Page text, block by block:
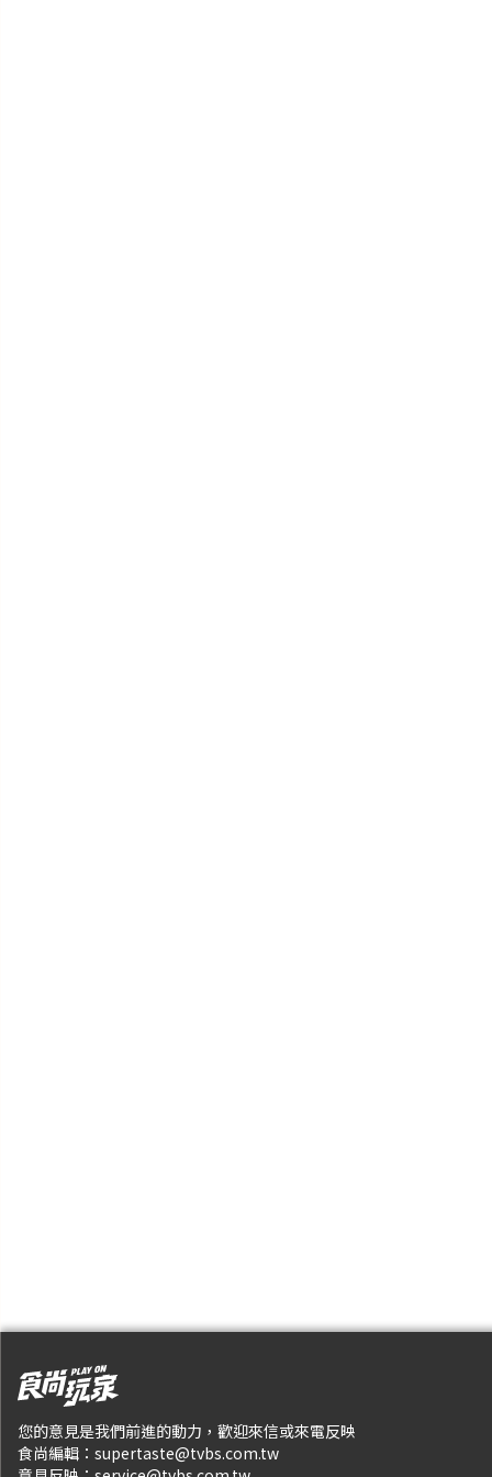
您的意見是我們前進的動力，歡迎來信或來電反映
食尚編輯： supertaste@tvbs.com.tw